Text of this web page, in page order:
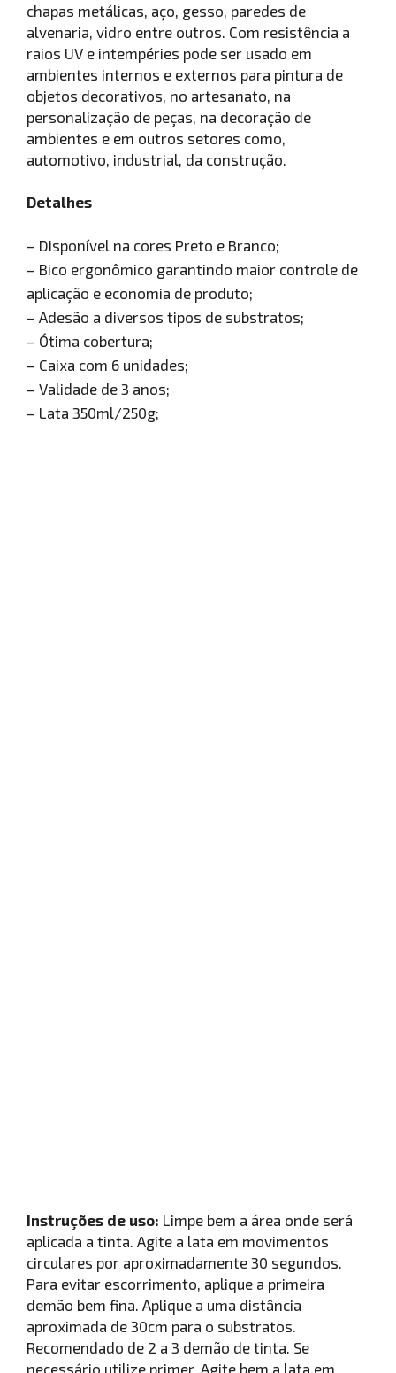
chapas metálicas, aço, gesso, paredes de
alvenaria, vidro entre outros. Com resistência a
raios UV e intempéries pode ser usado em
ambientes internos e externos para pintura de
objetos decorativos, no artesanato, na
personalização de peças, na decoração de
ambientes e em outros setores como,
automotivo, industrial, da construção.
Detalhes
– Disponível na cores Preto e Branco;
– Bico ergonômico garantindo maior controle de
aplicação e economia de produto;
– Adesão a diversos tipos de substratos;
– Ótima cobertura;
– Caixa com 6 unidades;
– Validade de 3 anos;
– Lata 350ml/250g;
Instruções de uso: Limpe bem a área onde será
aplicada a tinta. Agite a lata em movimentos
circulares por aproximadamente 30 segundos.
Para evitar escorrimento, aplique a primeira
demão bem fina. Aplique a uma distância
aproximada de 30cm para o substratos.
Recomendado de 2 a 3 demão de tinta. Se
necessário utilize primer. Agite bem a lata em